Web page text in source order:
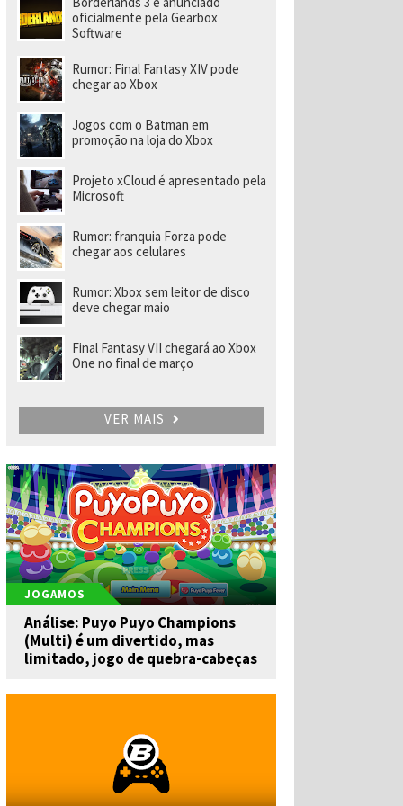
oficialmente pela Gearbox
Software
Rumor: Final Fantasy XIV pode
chegar ao Xbox
Jogos com o Batman em
promoção na loja do Xbox
Projeto xCloud é apresentado pela
Microsoft
Rumor: franquia Forza pode
chegar aos celulares
Rumor: Xbox sem leitor de disco
deve chegar maio
Final Fantasy VII chegará ao Xbox
One no final de março
VER MAIS
JOGAMOS
Análise: Puyo Puyo Champions
(Multi) é um divertido, mas
limitado, jogo de quebra-cabeças